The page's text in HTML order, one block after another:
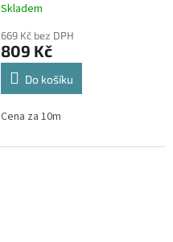
Průměrné
produktu
je
5,0
hvězdiček.
Skladem
669 Kč bez DPH
809 Kč
Do košíku
Cena za 10m